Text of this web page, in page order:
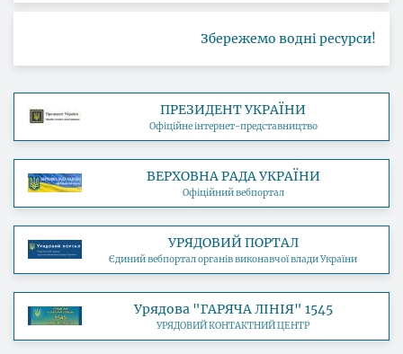
Збережемо водні ресурси!
ПРЕЗИДЕНТ УКРАЇНИ
Офіційне інтернет-представництво
ВЕРХОВНА РАДА УКРАЇНИ
Офіційний вебпортал
УРЯДОВИЙ ПОРТАЛ
Єдиний вебпортал органів виконавчої влади України
Урядова "ГАРЯЧА ЛІНІЯ" 1545
УРЯДОВИЙ КОНТАКТНИЙ ЦЕНТР